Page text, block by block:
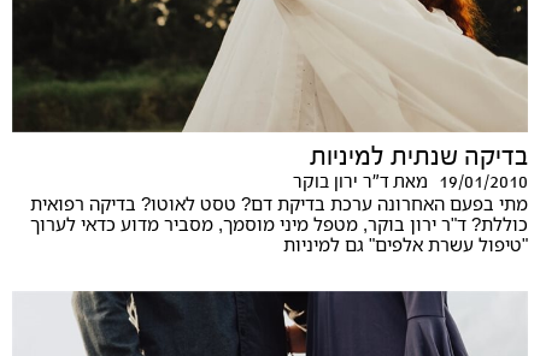
בדיקה שנתית למיניות
19/01/2010 מאת ד"ר ירון בוקר
מתי בפעם האחרונה ערכת בדיקת דם? טסט לאוטו? בדיקה רפואית
כוללת? ד"ר ירון בוקר, מטפל מיני מוסמך, מסביר מדוע כדאי לערוך
"טיפול עשרת אלפים" גם למיניות